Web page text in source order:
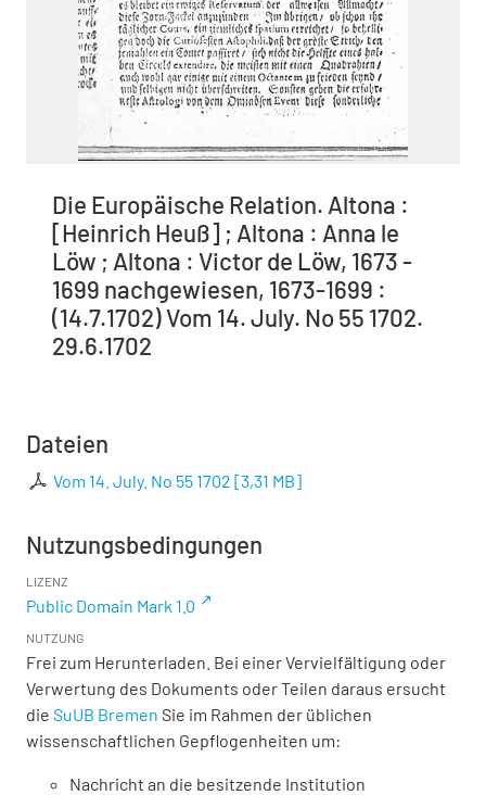
Die Europäische Relation. Altona :
[Heinrich Heuß] ; Altona : Anna le
Löw ; Altona : Victor de Löw, 1673 -
1699 nachgewiesen, 1673-1699 :
(14.7.1702) Vom 14. July. No 55 1702.
29.6.1702
Dateien
Vom 14. July. No 55 1702 [3,31 MB]
Nutzungsbedingungen
LIZENZ
Public Domain Mark 1.0
NUTZUNG
Frei zum Herunterladen. Bei einer Vervielfältigung oder
Verwertung des Dokuments oder Teilen daraus ersucht
die SuUB Bremen Sie im Rahmen der üblichen
wissenschaftlichen Gepflogenheiten um:
Nachricht an die besitzende Institution